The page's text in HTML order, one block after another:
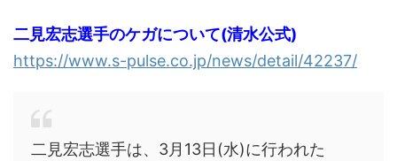
二見宏志選手のケガについて(清水公式)
https://www.s-pulse.co.jp/news/detail/42237/
二見宏志選手は、3月13日(水)に行われた